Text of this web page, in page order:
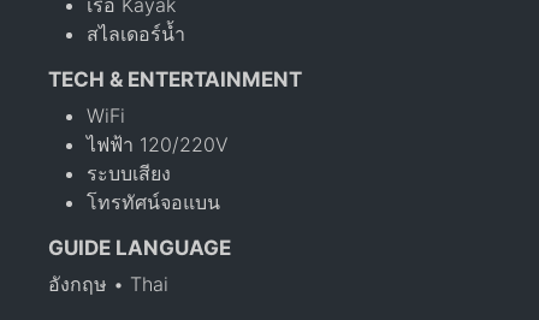
เรือ Kayak
สไลเดอร์น้ำ
TECH & ENTERTAINMENT
WiFi
ไฟฟ้า 120/220V
ระบบเสียง
โทรทัศน์จอแบน
GUIDE LANGUAGE
อังกฤษ • Thai